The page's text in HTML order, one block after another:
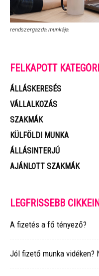
rendszergazda munkája
FELKAPOTT
ÁLLÁSKERESÉS
VÁLLALKOZÁS
SZAKMÁK
KÜLFÖLDI MUNKA
ÁLLÁSINTERJÚ
AJÁNLOTT SZAKMÁK
LEGFRISSEBB
A fizetés a fő tényező?
Jól fizető munka vidéken?